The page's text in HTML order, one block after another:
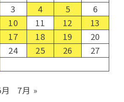
3 4 5
6
10 11 12
13
17 18 19
20
24 25 26
27
7月 »